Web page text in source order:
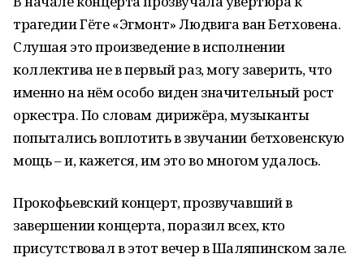
трагедии Гёте «Эгмонт» Людвига ван Бетховена.
Слушая это произведение в исполнении
коллектива не в первый раз, могу заверить, что
именно на нём особо виден значительный рост
оркестра. По словам дирижёра, музыканты
попытались воплотить в звучании бетховенскую
мощь – и, кажется, им это во многом удалось.
Прокофьевский концерт, прозвучавший в
завершении концерта, поразил всех, кто
присутствовал в этот вечер в Шаляпинском зале.